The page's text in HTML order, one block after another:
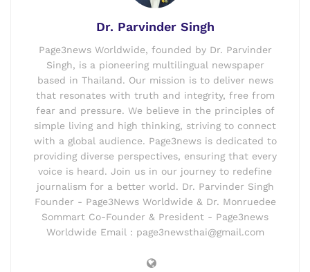
Dr. Parvinder Singh
Page3news Worldwide, founded by Dr. Parvinder
Singh, is a pioneering multilingual newspaper
based in Thailand. Our mission is to deliver news
that resonates with truth and integrity, free from
fear and pressure. We believe in the principles of
simple living and high thinking, striving to connect
with a global audience. Page3news is dedicated to
providing diverse perspectives, ensuring that every
voice is heard. Join us in our journey to redefine
journalism for a better world. Dr. Parvinder Singh
Founder - Page3News Worldwide & Dr. Monruedee
Sommart Co-Founder & President - Page3news
Worldwide Email : page3newsthai@gmail.com